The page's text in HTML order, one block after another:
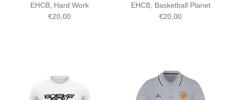
EHCB, Hard Work
€20,00
EHCB, Basketball Planet
€20,00